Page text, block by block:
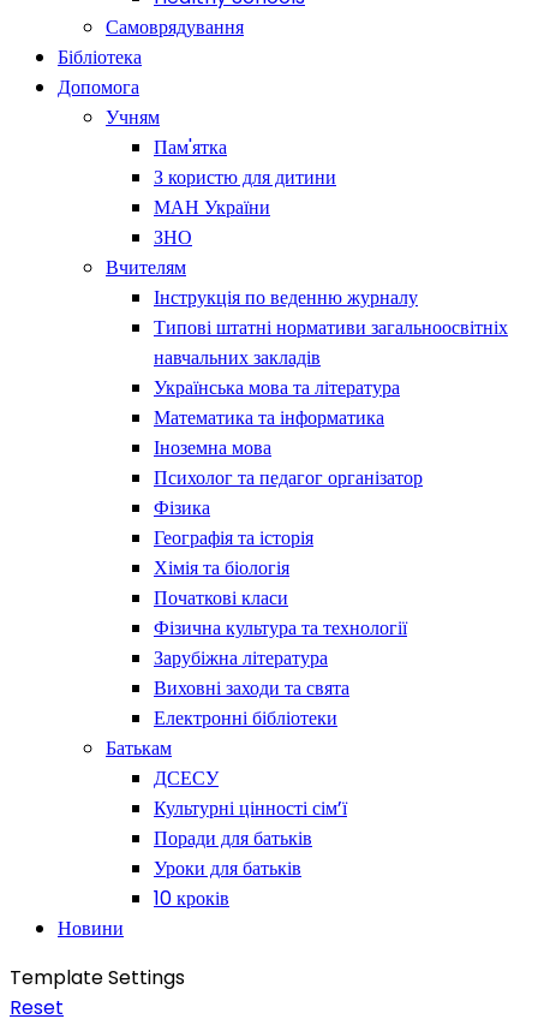
Самоврядування
Бібліотека
Допомога
Учням
Пам'ятка
З користю для дитини
МАН України
ЗНО
Вчителям
Інструкція по веденню журналу
Типові штатні нормативи загальноосвітніх
навчальних закладів
Українська мова та література
Математика та інформатика
Іноземна мова
Психолог та педагог організатор
Фізика
Географія та історія
Хімія та біологія
Початкові класи
Фізична культура та технології
Зарубіжна література
Виховні заходи та свята
Електронні бібліотеки
Батькам
ДСЕСУ
Культурні цінності сім’ї
Поради для батьків
Уроки для батьків
10 кроків
Новини
Template Settings
Reset